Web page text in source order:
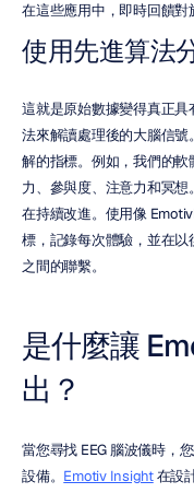
在這些應用中，即時回饋對
使用先進算法
這就是原始數據變得真正
法來解讀處理後的大腦信
解的指標。例如，我們的
力、參與度、注意力和冥
在持續改進。使用像
標，記錄每次體驗，並在
之間的聯繫。
是什麼讓
出？
當您尋找 EEG 腦波儀時，
設備。 Emotiv Insight 在設